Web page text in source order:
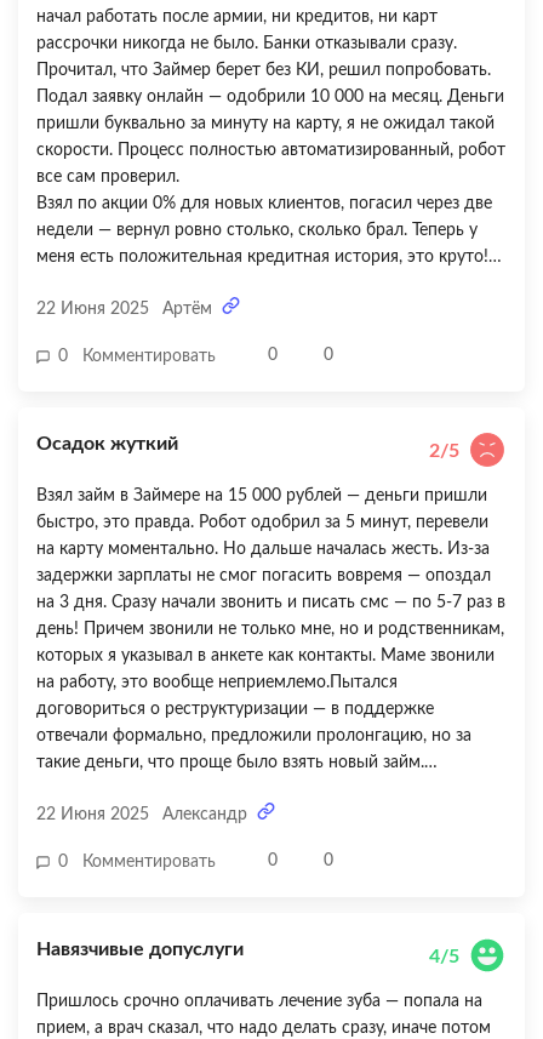
начал работать после армии, ни кредитов, ни карт
рассрочки никогда не было. Банки отказывали сразу.
Прочитал, что Займер берет без КИ, решил попробовать.
Подал заявку онлайн — одобрили 10 000 на месяц. Деньги
пришли буквально за минуту на карту, я не ожидал такой
скорости. Процесс полностью автоматизированный, робот
все сам проверил.
Взял по акции 0% для новых клиентов, погасил через две
недели — вернул ровно столько, сколько брал. Теперь у
меня есть положительная кредитная история, это круто!
«исправление КИ» — звучит так, будто это платная услуга.
разобрался, что это просто маркетинг. Было бы честнее
запутанных формулировок с КИ.
22 Июня 2025 Артём
0 Комментировать 0 0
Осадок жуткий 2/5
Взял займ в Займере на 15 000 рублей — деньги пришли
быстро, это правда. Робот одобрил за 5 минут, перевели
на карту моментально. Но дальше началась жесть. Из-за
задержки зарплаты не смог погасить вовремя — опоздал
на 3 дня. Сразу начали звонить и писать смс — по 5-7 раз в
день! Причем звонили не только мне, но и родственникам,
которых я указывал в анкете как контакты. Маме звонили
на работу, это вообще неприемлемо.Пытался
договориться о реструктуризации — в поддержке
отвечали формально, предложили пролонгацию, но за
такие деньги, что проще было взять новый займ.
снежный ком. В итоге из 15 000 за месяц просрочки
давление со звонками и угрозами подать в суд. Да, сервис
выбрался из долговой ямы. Не рекомендую связываться,
вовремя. Ставлю 2 из 5 — один балл за скорость, второй
за то что в итоге все-таки договорились о скидке при
22 Июня 2025 Александр
0 Комментировать 0 0
Навязчивые допуслуги 4/5
Пришлось срочно оплачивать лечение зуба — попала на
прием, а врач сказал, что надо делать сразу, иначе потом